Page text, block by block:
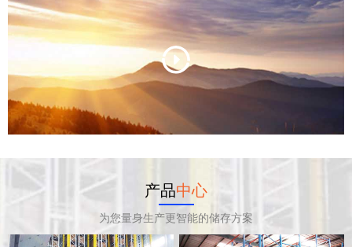
产品中心
为您量身生产更智能的储存方案